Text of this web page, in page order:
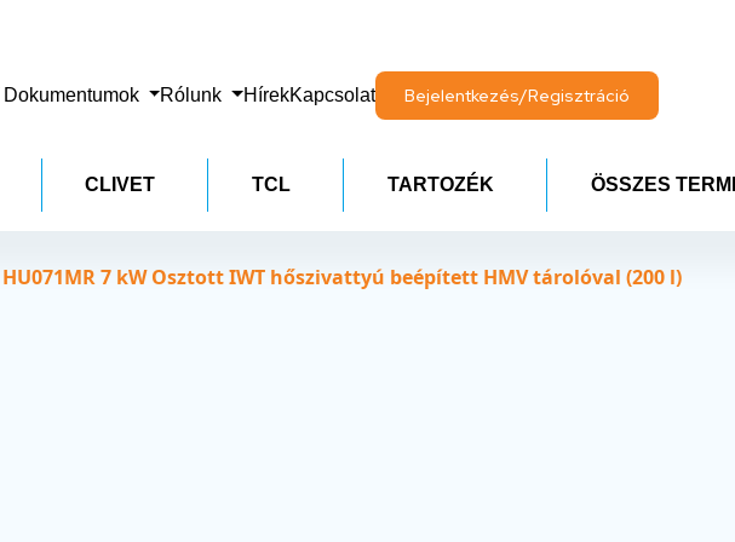
Rólunk HírekKapcsolat Bejelentkezés/Regisztráció
CLIVET TCL TARTOZÉK ÖSSZES
HU071MR 7 kW Osztott IWT hőszivattyú beépített HMV tárolóval (200 l)